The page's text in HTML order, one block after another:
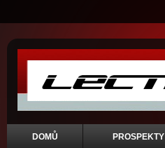
DOMŮ PROSPEKTY